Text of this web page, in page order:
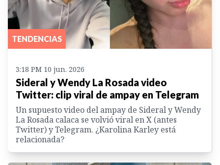
TENDENCIAS
3:18 PM 10 jun. 2026
Sideral y Wendy La Rosada video
Twitter: clip viral de ampay en Telegram
Un supuesto video del ampay de Sideral y Wendy
La Rosada calaca se volvió viral en X (antes
Twitter) y Telegram. ¿Karolina Karley está
relacionada?